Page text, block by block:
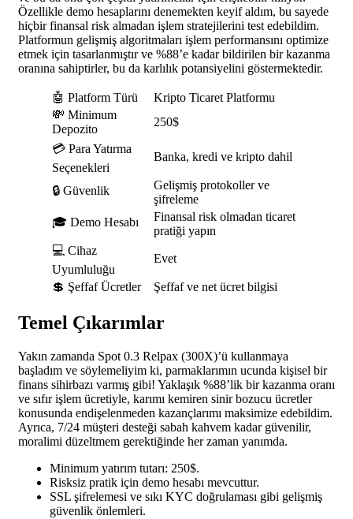
Özellikle demo hesaplarını denemekten keyif aldım, bu sayede
hiçbir finansal risk almadan işlem stratejilerini test edebildim.
Platformun gelişmiş algoritmaları işlem performansını optimize
etmek için tasarlanmıştır ve %88’e kadar bildirilen bir kazanma
oranına sahiptirler, bu da karlılık potansiyelini göstermektedir.
🤖 Platform Türü
Kripto Ticaret Platformu
💸 Minimum
Depozito
250$
💳 Para Yatırma
Seçenekleri
Banka, kredi ve kripto dahil
🔒 Güvenlik
Gelişmiş protokoller ve
şifreleme
🎓 Demo Hesabı
Finansal risk olmadan ticaret
pratiği yapın
💻 Cihaz
Uyumluluğu
Evet
💲 Şeffaf Ücretler Şeffaf ve net ücret bilgisi
Temel Çıkarımlar
Yakın zamanda Spot 0.3 Relpax (300X)’ü kullanmaya
başladım ve söylemeliyim ki, parmaklarımın ucunda kişisel bir
finans sihirbazı varmış gibi! Yaklaşık %88’lik bir kazanma oranı
ve sıfır işlem ücretiyle, karımı kemiren sinir bozucu ücretler
konusunda endişelenmeden kazançlarımı maksimize edebildim.
Ayrıca, 7/24 müşteri desteği sabah kahvem kadar güvenilir,
moralimi düzeltmem gerektiğinde her zaman yanımda.
Minimum yatırım tutarı: 250$.
Risksiz pratik için demo hesabı mevcuttur.
SSL şifrelemesi ve sıkı KYC doğrulaması gibi gelişmiş
güvenlik önlemleri.